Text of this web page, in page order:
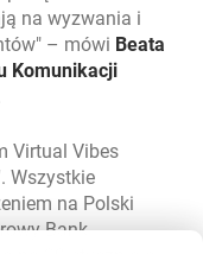
na wyzwania i
– mówi Beata
Komunikacji
Virtual Vibes
Wszystkie
na Polski
Bank